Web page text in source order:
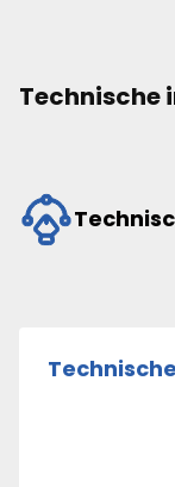
Technische